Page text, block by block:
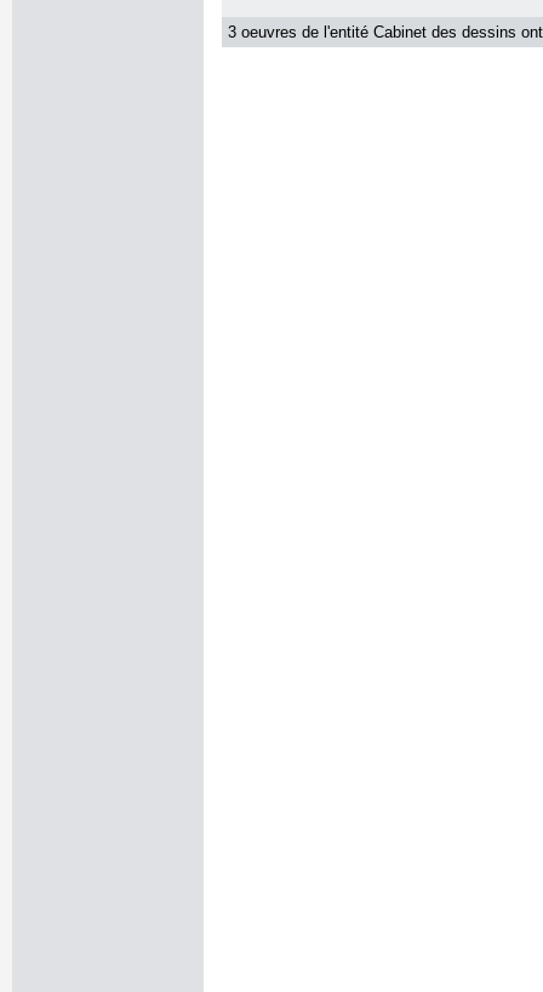
3 oeuvres de l'entité Cabinet des dessins